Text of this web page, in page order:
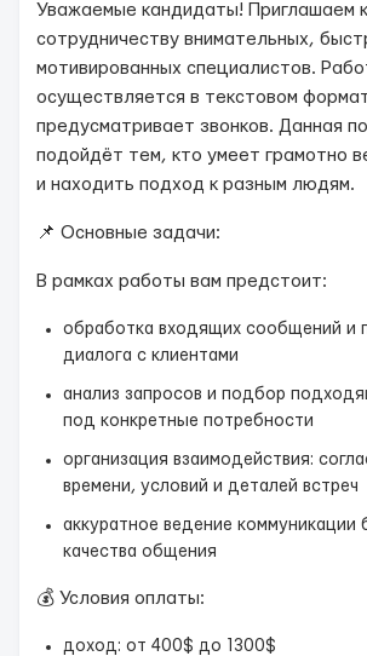
Уважаемые кандидаты! Приглашаем к
сотрудничеству внимательных,
мотивированных специалистов.
осуществляется в текстовом
предусматривает звонков. Данная
подойдёт тем, кто умеет грамотно
и находить подход к разным людям.
📌 Основные задачи:
В рамках работы вам предстоит:
обработка входящих сообщений и
диалога с клиентами
анализ запросов и подбор
под конкретные потребности
организация взаимодействия:
времени, условий и деталей встреч
аккуратное ведение коммуникации
качества общения
💰 Условия оплаты:
доход: от 400$ до 1300$